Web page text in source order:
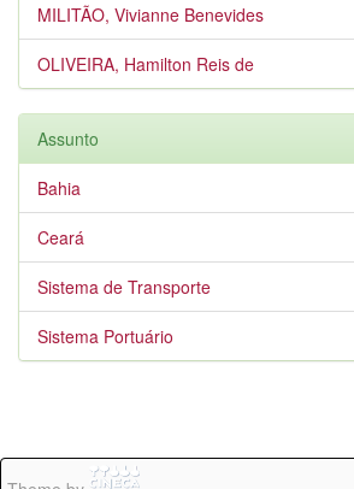
MILITÃO, Vivianne Benevides
OLIVEIRA, Hamilton Reis de
Assunto
Bahia
Ceará
Sistema de Transporte
Sistema Portuário